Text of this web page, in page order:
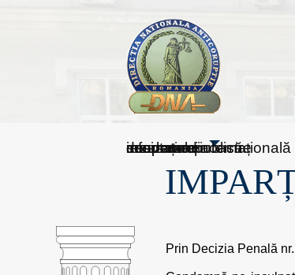
sesizați-ne
despre noi
rezultatele noastre
mass media
informare publică
cooperare internațională
Prin Decizia Penală